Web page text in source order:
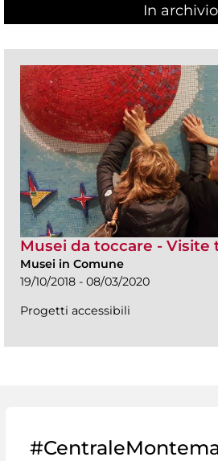
In archivio
Musei da toccare - Visite
Musei in Comune
19/10/2018 - 08/03/2020
Progetti accessibili